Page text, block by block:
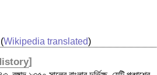
Wikipedia translated)
]